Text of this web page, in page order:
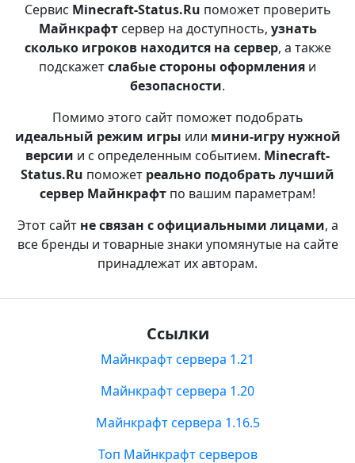
Сервис Minecraft-Status.Ru поможет проверить
Майнкрафтсервер на доступность, узнать
сколько игроков находится на сервер, а также
подскажетслабые стороны оформления и
безопасности.
Помимо этого сайт поможет подобрать
идеальный режим игры или мини-игру нужной
версии и с определенным событием. Minecraft-
Status.Ru поможет реально подобрать лучший
сервер Майнкрафт по вашим параметрам!
Этот сайт не связан с официальными лицами, а
все бренды и товарные знаки упомянутые на сайте
принадлежат их авторам.
Ссылки
Майнкрафт сервера 1.21
Майнкрафт сервера 1.20
Майнкрафт сервера 1.16.5
Топ Майнкрафт серверов